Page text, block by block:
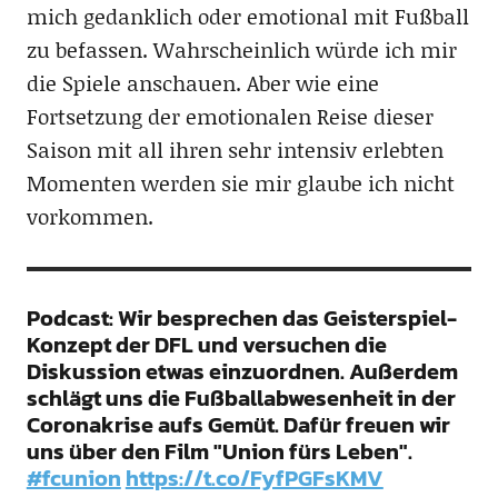
mich gedanklich oder emotional mit Fußball
zu befassen. Wahrscheinlich würde ich mir
die Spiele anschauen. Aber wie eine
Fortsetzung der emotionalen Reise dieser
Saison mit all ihren sehr intensiv erlebten
Momenten werden sie mir glaube ich nicht
vorkommen.
Podcast: Wir besprechen das Geisterspiel-
Konzept der DFL und versuchen die
Diskussion etwas einzuordnen. Außerdem
schlägt uns die Fußballabwesenheit in der
Coronakrise aufs Gemüt. Dafür freuen wir
uns über den Film "Union fürs Leben".
#fcunionhttps://t.co/FyfPGFsKMV